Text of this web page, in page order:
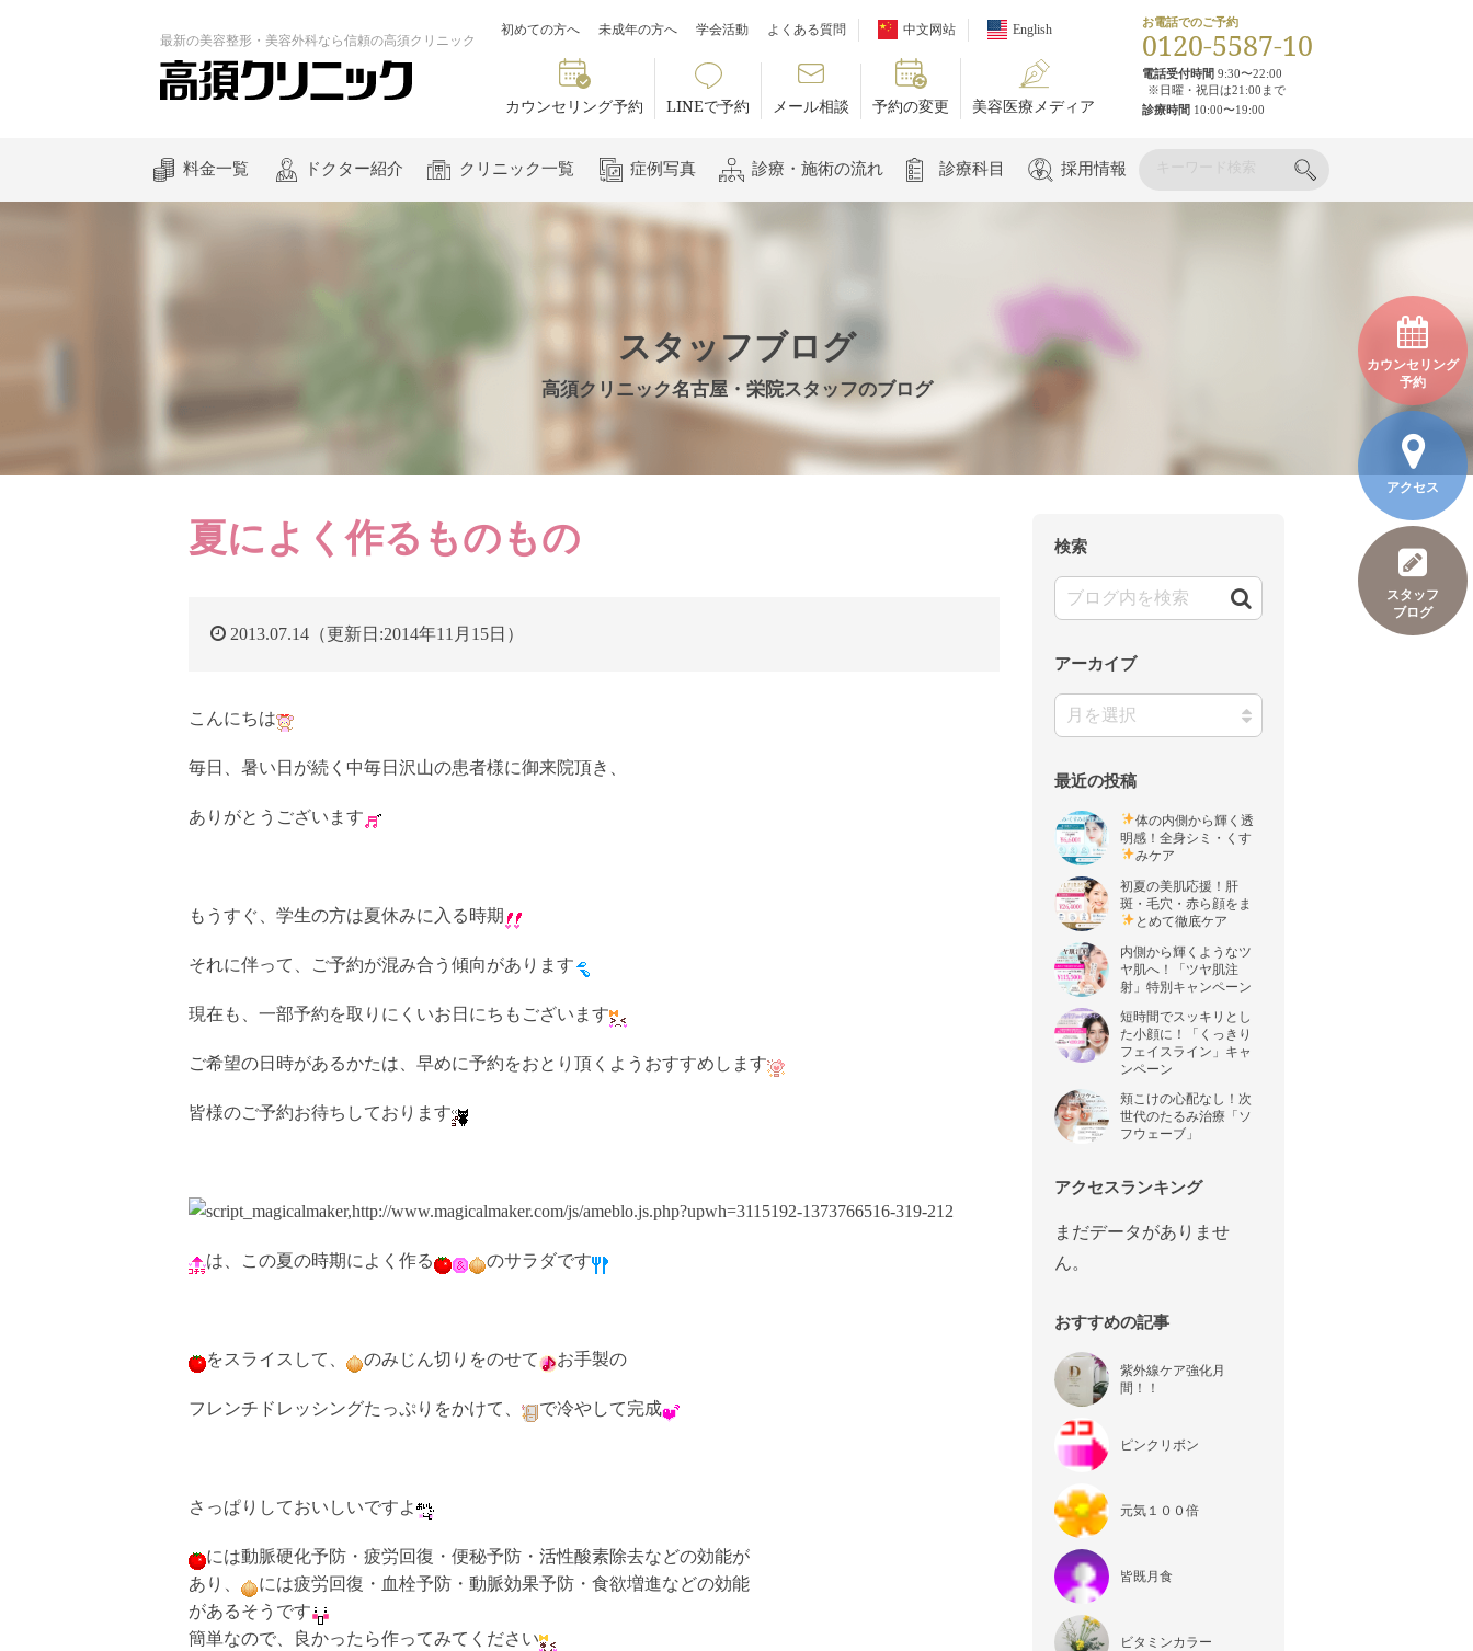
最新の美容整形・美容外科なら信頼の高須クリニック
初めての方へ 未成年の方へ 学会活動 よくある質問 中文网站 English
カウンセリング予約 LINEで予約 メール相談 予約の変更 美容医療メディア
お電話でのご予約
0120-5587-10
電話受付時間 9:30〜22:00
※日曜・祝日は21:00まで
診療時間 10:00〜19:00
料金一覧 ドクター紹介 クリニック一覧 症例写真 診療・施術の流れ 診療科目 採用情報
スタッフブログ
高須クリニック名古屋・栄院スタッフのブログ
夏によく作るものもの
2013.07.14（更新日:2014年11月15日）
こんにちは
毎日、暑い日が続く中毎日沢山の患者様に御来院頂き、
ありがとうございます
もうすぐ、学生の方は夏休みに入る時期
それに伴って、ご予約が混み合う傾向があります
現在も、一部予約を取りにくいお日にちもございます
ご希望の日時があるかたは、早めに予約をおとり頂くようおすすめします
皆様のご予約お待ちしております
は、この夏の時期によく作る のサラダです
をスライスして、 のみじん切りをのせて お手製の
フレンチドレッシングたっぷりをかけて、 で冷やして完成
さっぱりしておいしいですよ
には動脈硬化予防・疲労回復・便秘予防・活性酸素除去などの効能が
あり、
には疲労回復・血栓予防・動脈効果予防・食欲増進などの効能
があるそうです
簡単なので、良かったら作ってみてください
検索
アーカイブ
最近の投稿
体の内側から輝く透
明感！全身シミ・くす
みケア
初夏の美肌応援！肝
斑・毛穴・赤ら顔をま
とめて徹底ケア
内側から輝くようなツ
ヤ肌へ！「ツヤ肌注
射」特別キャンペーン
短時間でスッキリとし
た小顔に！「くっきり
フェイスライン」キャ
ンペーン
頬こけの心配なし！次
世代のたるみ治療「ソ
フウェーブ」
アクセスランキング
まだデータがありませ
ん。
おすすめの記事
紫外線ケア強化月
間！！
ピンクリボン
元気１００倍
皆既月食
ビタミンカラー
カウンセリング
予約
アクセス
スタッフ
ブログ